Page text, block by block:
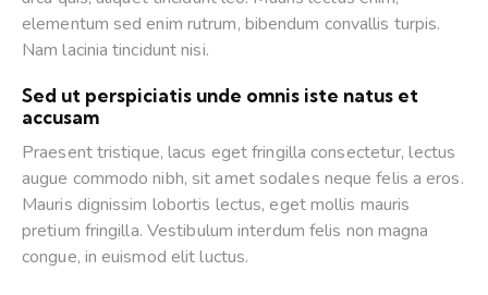
elementum sed enim rutrum, bibendum convallis turpis.
Nam lacinia tincidunt nisi.
Sed ut perspiciatis unde omnis iste natus et
accusam
Praesent tristique, lacus eget fringilla consectetur, lectus
augue commodo nibh, sit amet sodales neque felis a eros.
Mauris dignissim lobortis lectus, eget mollis mauris
pretium fringilla. Vestibulum interdum felis non magna
congue, in euismod elit luctus.